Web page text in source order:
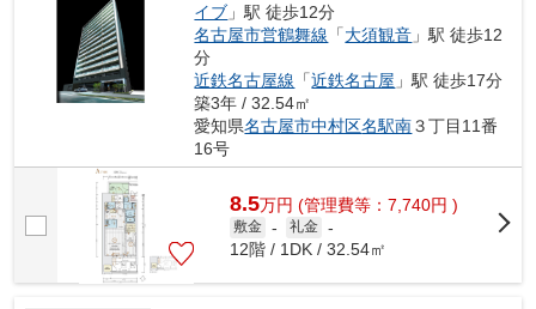
イブ 」駅 徒歩12分
名古屋市営鶴舞線 「大須観音 」駅 徒歩12
分
近鉄名古屋線 「近鉄名古屋 」駅 徒歩17分
築3年 / 32.54㎡
愛知県名古屋市中村区名駅南３丁目11番
16号
8.5万円 (管理費等：7,740円 )
敷金 - 礼金 -
12階 / 1DK / 32.54㎡